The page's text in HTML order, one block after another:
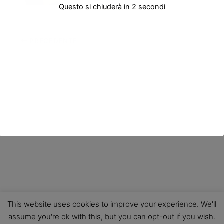
This website uses cookies to improve your experience. We'll
assume you're ok with this, but you can opt-out if you wish.
Questo si chiuderà in 2 secondi